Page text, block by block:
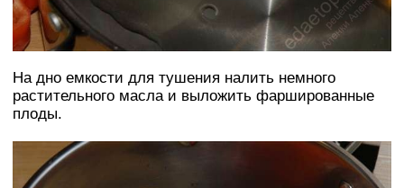
На дно емкости для тушения налить немного
растительного масла и выложить фаршированные
плоды.